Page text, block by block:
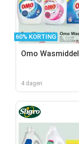
60% KORTING
Omo Wasmiddel
4 dagen